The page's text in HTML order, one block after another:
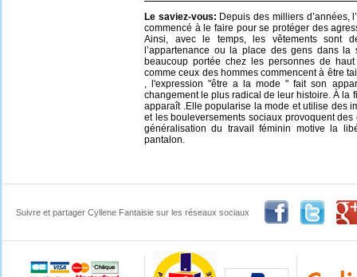
Le saviez-vous: Depuis des milliers d’années,
commencé à le faire pour se protéger des
Ainsi, avec le temps, les vêtements sont
l’appartenance ou la place des gens dans
beaucoup portée chez les personnes de
comme ceux des hommes commencent à être
, l'expression "être a la mode " fait son
changement le plus radical de leur histoire. À la
apparaît .Elle popularise la mode et utilise des
et les bouleversements sociaux provoquent
généralisation du travail féminin motive la
pantalon.
Suivre et partager Cyllene Fantaisie sur les réseaux sociaux